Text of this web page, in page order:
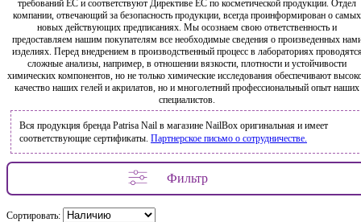
требований ЕС и соответствуют Директиве ЕС по косметической продукции. Отдел
компании, отвечающий за безопасность продукции, всегда проинформирован о самых
новых действующих предписаниях. Мы осознаем свою ответственность и
предоставляем нашим покупателям все необходимые сведения о произведенных
изделиях. Перед внедрением в производственный процесс в лабораториях
сложные анализы, например, в отношении вязкости, плотности и устойчивости
химических компонентов, но не только химические исследования обеспечивают
качество наших гелей и акрилатов, но и многолетний профессиональный опыт наших
специалистов.
Вся продукция бренда Patrisa Nail в магазине NailBox оригинальная и имеет
соответствующие сертификаты. Партнерское письмо о сотрудничестве.
Фильтр
Сортировать: